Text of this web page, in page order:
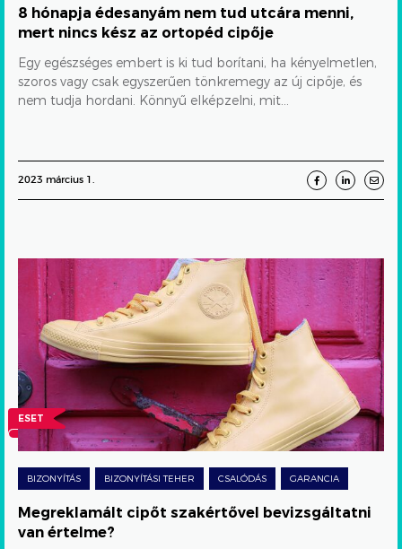
kész
ortopéd
cipője
KELLÉKSZAVATOSSÁG LÁBBELI
8 hónapja édesanyám nem tud utcára menni,
mert nincs kész az ortopéd cipője
Egy egészséges embert is ki tud borítani, ha kényelmetlen,
szoros vagy csak egyszerűen tönkremegy az új cipője, és
nem tudja hordani. Könnyű elképzelni, mit...
2023 március 1.
Megreklamált
cipőt
szakértővel
bevizsgáltatni
van
értelme?
ESET
BIZONYÍTÁS BIZONYÍTÁSI TEHER CSALÓDÁS GARANCIA
HIBA KELLÉKSZAVATOSSÁG LÁBBELI
Megreklamált cipőt szakértővel bevizsgáltatni
van értelme?